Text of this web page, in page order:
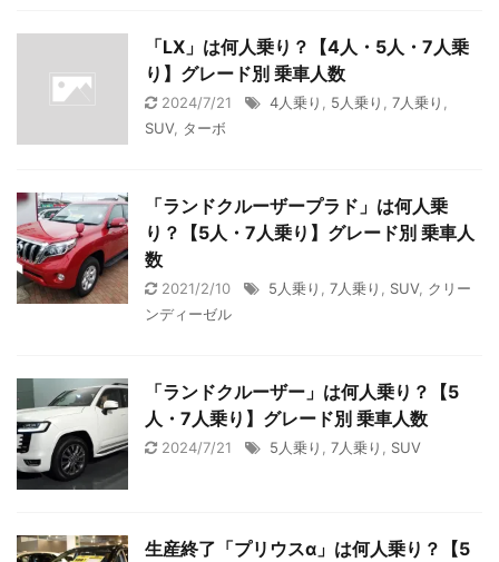
「LX」は何人乗り？【4人・5人・7人乗
り】グレード別 乗車人数
2024/7/21 4人乗り 5人乗り 7人乗り
SUV, ターボ
「ランドクルーザープラド」は何人乗
り？【5人・7人乗り】グレード別 乗車人
数
2021/2/10 5人乗り 7人乗り SUV, クリー
ンディーゼル
「ランドクルーザー」は何人乗り？【5
人・7人乗り】グレード別 乗車人数
2024/7/21 5人乗り 7人乗り SUV
生産終了「プリウスα」は何人乗り？【5